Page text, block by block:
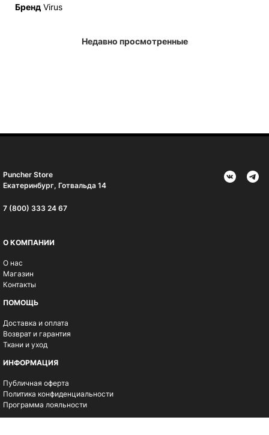
Бренд Virus
Недавно просмотренные
Puncher Store
Екатеринбург, Готвальда 14
7 (800) 333 24 67
О КОМПАНИИ
О нас
Магазин
Контакты
ПОМОЩЬ
Доставка и оплата
Возврат и гарантия
Ткани и уход
ИНФОРМАЦИЯ
Публичная оферта
Политика конфиденциальности
Программа лояльности